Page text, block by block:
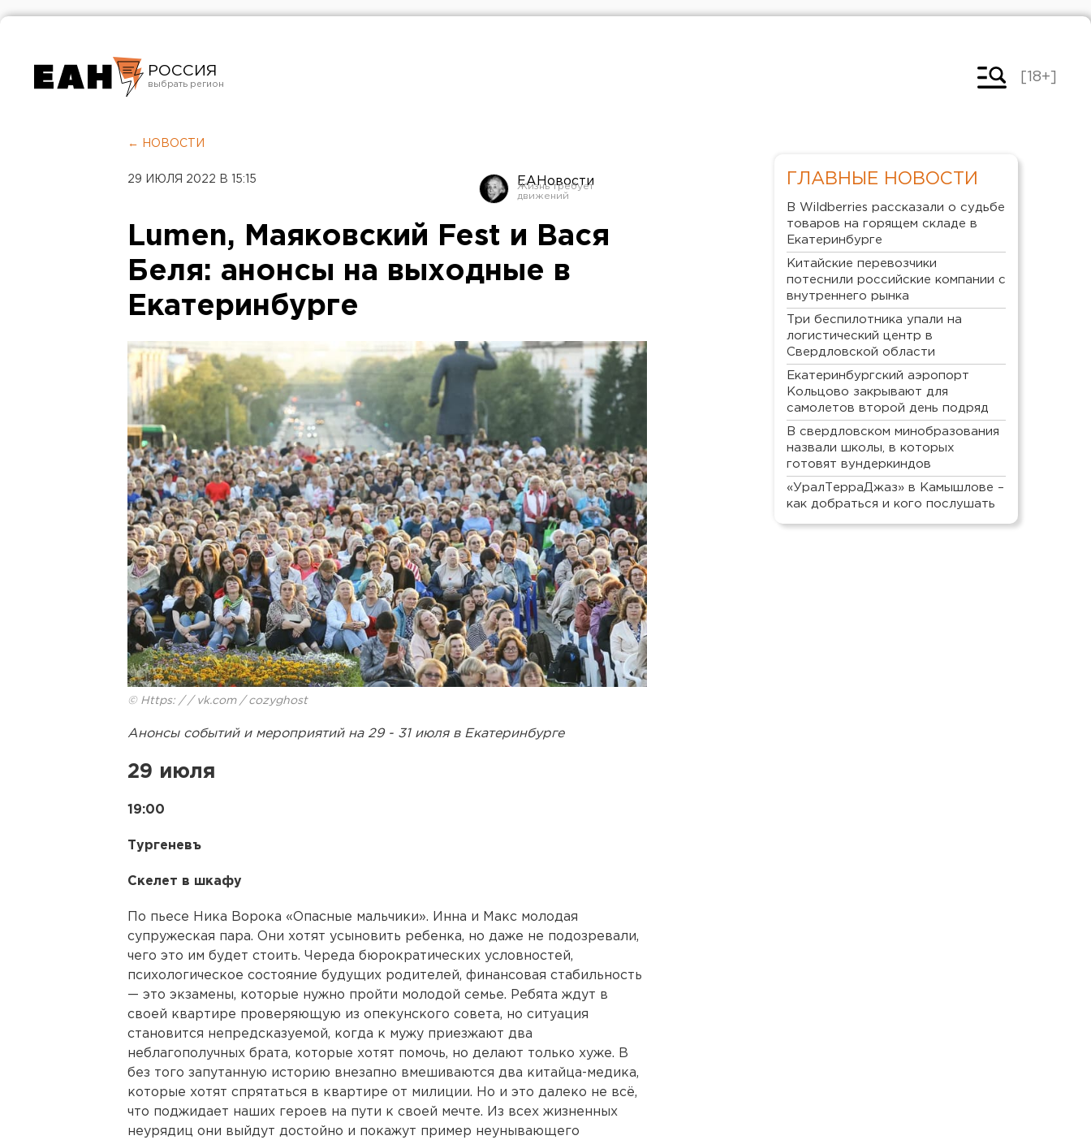
РОССИЯ
Челябинск
[18+]
← НОВОСТИ
29 ИЮЛЯ 2022 В 15:15 ЕАНовости
Lumen, Маяковский Fest и Вася
Беля: анонсы на выходные в
Екатеринбурге
© Https: / / vk.com / cozyghost
Анонсы событий и мероприятий на 29 - 31 июля в Екатеринбурге
29 июля
19:00
Тургеневъ
Скелет в шкафу
По пьесе Ника Ворока «Опасные мальчики». Инна и Макс молодая
супружеская пара. Они хотят усыновить ребенка, но даже не подозревали,
чего это им будет стоить. Череда бюрократических условностей,
психологическое состояние будущих родителей, финансовая стабильность
— это экзамены, которые нужно пройти молодой семье. Ребята ждут в
своей квартире проверяющую из опекунского совета, но ситуация
становится непредсказуемой, когда к мужу приезжают два
неблагополучных брата, которые хотят помочь, но делают только хуже. В
без того запутанную историю внезапно вмешиваются два китайца-медика,
которые хотят спрятаться в квартире от милиции. Но и это далеко не всё,
что поджидает наших героев на пути к своей мечте. Из всех жизненных
неурядиц они выйдут достойно и покажут пример неунывающего
ГЛАВНЫЕ НОВОСТИ
В Wildberries рассказали о судьбе
товаров на горящем складе в
Екатеринбурге
Китайские перевозчики
потеснили российские компании с
внутреннего рынка
Три беспилотника упали на
логистический центр в
Свердловской области
Екатеринбургский аэропорт
Кольцово закрывают для
самолетов второй день подряд
В свердловском минобразования
назвали школы, в которых
готовят вундеркиндов
«УралТерраДжаз» в Камышлове –
как добраться и кого послушать